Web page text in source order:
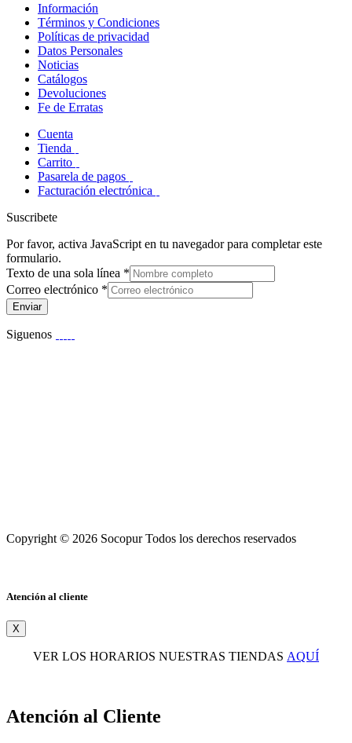
Información
Términos y Condiciones
Políticas de privacidad
Datos Personales
Noticias
Catálogos
Devoluciones
Fe de Erratas
Cuenta
Tienda
Carrito
Pasarela de pagos
Facturación electrónica
Suscribete
Por favor, activa JavaScript en tu navegador para completar este
formulario.
Texto de una sola línea *
Correo electrónico *
Enviar
Siguenos
Copyright © 2026 Socopur Todos los derechos reservados
Atención al cliente
X
VER LOS HORARIOS NUESTRAS TIENDAS AQUÍ
Atención al Cliente